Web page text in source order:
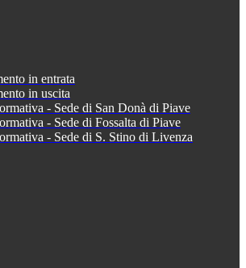
in entrata
in uscita
- Sede di San Donà di Piave
- Sede di Fossalta di Piave
- Sede di S. Stino di Livenza